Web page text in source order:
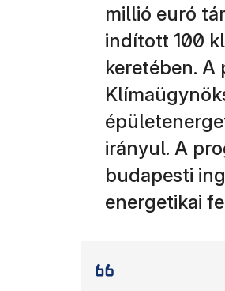
millió euró
indított 100
keretében.
irányul. A
budapesti
energetikai